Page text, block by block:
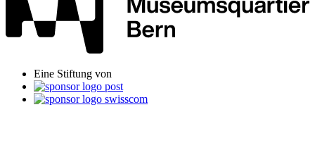
Eine Stiftung von